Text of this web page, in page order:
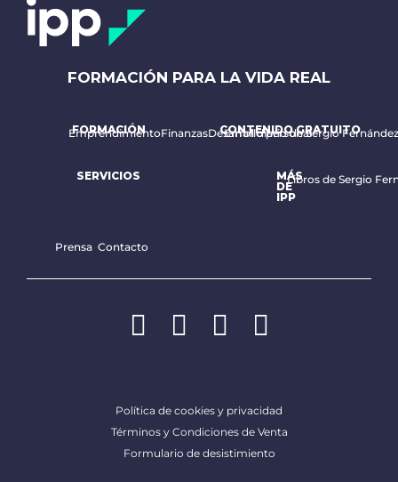
FORMACIÓN PARA LA VIDA REAL
FORMACIÓN
EmprendimientoFinanzasDesarrollo personal
CONTENIDO GRATUITO
Email diario de Sergio Fernández
SERVICIOS
MÁS
DE
IPP
Libros de Sergio
Prensa Contacto
Política de cookies y privacidad
Términos y Condiciones de Venta
Formulario de desistimiento